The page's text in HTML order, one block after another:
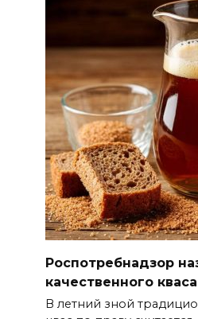
В некоторых
концентрация
формальдегида в
превысила норму
07 августа 2026 11:56
Энергетики
07 августа 2026 11:48
Казачий
формируется в
07 августа 2026 11:37
Роспотребнадзор
качественного кваса
В летний зной